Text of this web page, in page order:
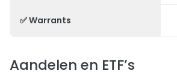
✅ Warrants
Aandelen en ETF’s